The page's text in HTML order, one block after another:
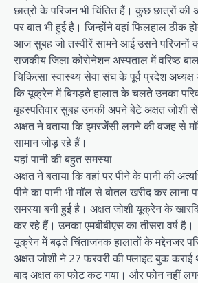
छात्रों के परिजन भी चिंतित हैं। कुछ छात्रों की
पर बात भी हुई है। जिन्होंने वहां फिलहाल ठीक
आज सुबह जो तस्वीरें सामने आई उसने परिजनों
राजकीय जिला कोरोनेशन अस्पताल में वरिष्ठ बाल
चिकित्सा स्वास्थ्य सेवा संघ के पूर्व प्रदेश अध्यक्ष
कि यूक्रेन में बिगड़ते हालात के चलते उनका
बृहस्पतिवार सुबह उनकी अपने बेटे अक्षत जोशी से
अक्षत ने बताया कि इमरजेंसी लगने की वजह से
सामान जोड़ रहे हैं।
यहां पानी की बहुत समस्या
अक्षत ने बताया कि वहां पर पीने के पानी की
पीने का पानी भी मॉल से बोतल खरीद कर
समस्या बनी हुई है। अक्षत जोशी यूक्रेन के
कर रहे हैं। उनका एमबीबीएस का तीसरा वर्ष है।
यूक्रेन में बढ़ते चिंताजनक हालातों के मद्देनजर
अक्षत जोशी ने 27 फरवरी की फ्लाइट बुक
बाद अक्षत का फोट कट गया। और फोन नहीं